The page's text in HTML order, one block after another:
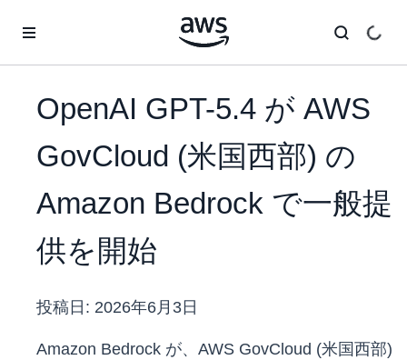
OpenAI GPT-5.4 が AWS
GovCloud (米国西部) の
Amazon Bedrock で一般提
供を開始
投稿日: 2026年6月3日
Amazon Bedrock が、AWS GovCloud (米国西部)